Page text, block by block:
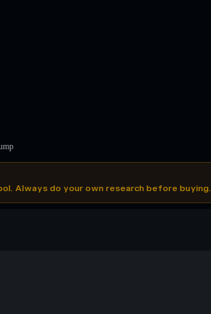
Always do your own research before buying.